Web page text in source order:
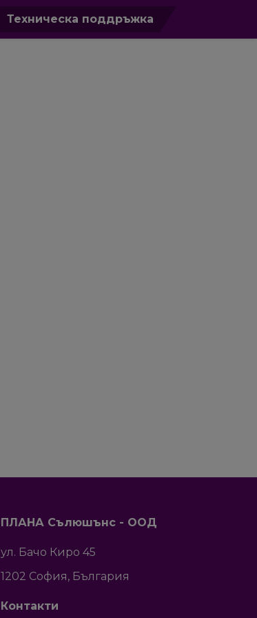
Техническа поддръжка
ПЛАНА Сълюшънс - ООД
ул. Бачо Киро 45
1202 София, България
​Контакти